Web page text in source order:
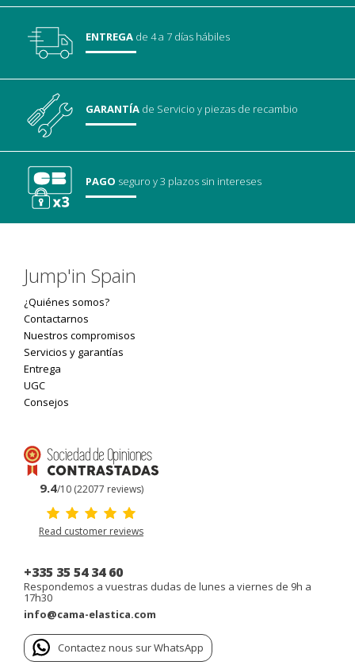
ENTREGA de 4 a 7 días hábiles
GARANTÍA de Servicioy piezas de recambio
PAGO seguroy 3 plazos sin intereses
Jump'in Spain
¿Quiénes somos?
Contactarnos
Nuestros compromisos
Servicios y garantías
Entrega
UGC
Consejos
9.4/10 (22077 reviews)
Read customer reviews
+335 35 54 34 60
Respondemos a vuestras dudas de lunes a viernes de 9h a
17h30
info@cama-elastica.com
Contactez nous sur WhatsApp